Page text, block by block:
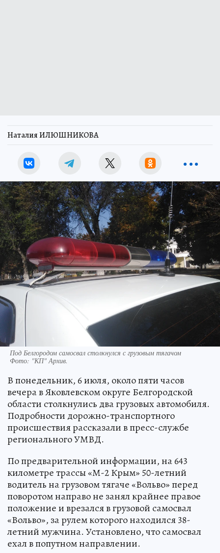
Наталия ИЛЮШНИКОВА
Под Белгородом самосвал столкнулся с грузовым тягачом
Фото: "КП" Архив.
В понедельник, 6 июля, около пяти часов
вечера в Яковлевском округе Белгородской
области столкнулись два грузовых автомобиля.
Подробности дорожно-транспортного
происшествия рассказали в пресс-службе
регионального УМВД.
По предварительной информации, на 643
километре трассы «М-2 Крым» 50-летний
водитель на грузовом тягаче «Вольво» перед
поворотом направо не занял крайнее правое
положение и врезался в грузовой самосвал
«Вольво», за рулем которого находился 38-
летний мужчина. Установлено, что самосвал
ехал в попутном направлении.